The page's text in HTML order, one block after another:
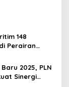
148
Perairan
Enam
2025, PLN
Sinergi